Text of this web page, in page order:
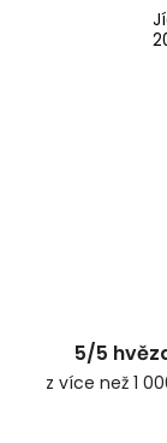
5/5
z více než 1